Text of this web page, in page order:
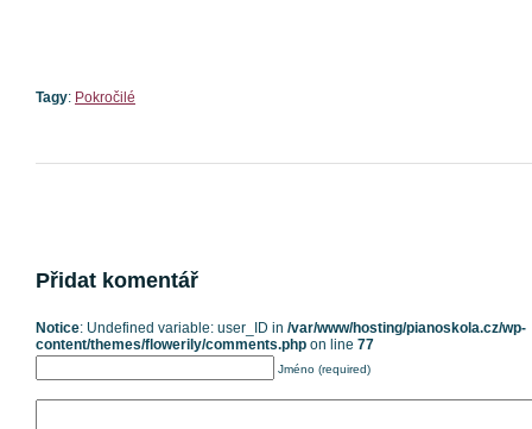
Tagy: Pokročilé
Přidat komentář
Notice: Undefined variable: user_ID in /var/www/hosting/pianoskola.cz/wp-
content/themes/flowerily/comments.php on line 77
Jméno (required)